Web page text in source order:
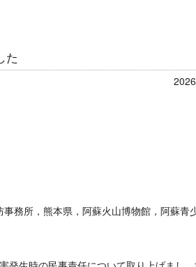
た
務所，熊本県，阿蘇火山博物館，阿蘇青